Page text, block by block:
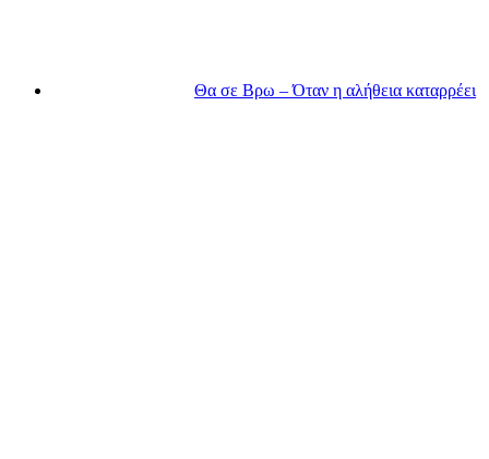
Θα σε Βρω – Όταν η αλήθεια καταρρέει